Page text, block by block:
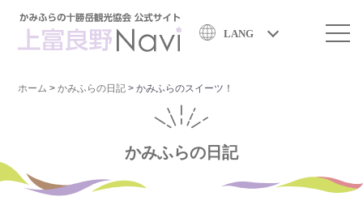
LANG
ホーム >かみふらの日記 >かみふらのスイーツ！
かみふらの日記